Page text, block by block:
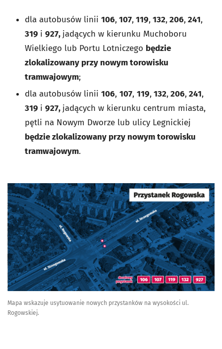
dla autobusów linii 106,107,119,132,206,241,
319 i 927, jadących w kierunku Muchoboru
Wielkiego lub Portu Lotniczego będzie
zlokalizowany przy nowym torowisku
tramwajowym;
dla autobusów linii 106, 107, 119,132,206,241,
319 i 927, jadących w kierunku centrum miasta,
pętli na Nowym Dworze lub ulicy Legnickiej
będzie zlokalizowany przy nowym torowisku
tramwajowym.
Mapa wskazuje usytuowanie nowych przystanków na wysokości ul.
Rogowskiej.